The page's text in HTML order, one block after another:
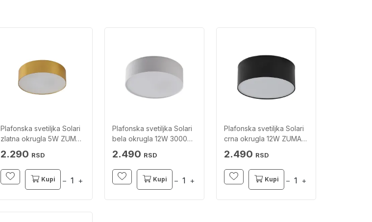
Plafonska svetiljka Solari
zlatna okrugla 5W ZUMA
LINE
2.290 RSD
Kupi − +
Plafonska svetiljka Solari
bela okrugla 12W 3000K
ZUMA LINE
2.490 RSD
Kupi − +
Plafonska svetiljka Solari
crna okrugla 12W ZUMA
LINE
2.490 RSD
Kupi − +